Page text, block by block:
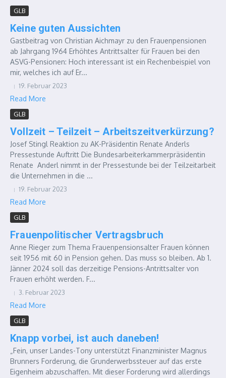
GLB
Keine guten Aussichten
Gastbeitrag von Christian Aichmayr zu den Frauenpensionen
ab Jahrgang 1964 Erhöhtes Antrittsalter für Frauen bei den
ASVG-Pensionen: Hoch interessant ist ein Rechenbeispiel von
mir, welches ich auf Er...
19. Februar 2023
Read More
GLB
Vollzeit – Teilzeit – Arbeitszeitverkürzung?
Josef Stingl Reaktion zu AK-Präsidentin Renate Anderls
Pressestunde Auftritt Die Bundesarbeiterkammerpräsidentin
Renate Anderl nimmt in der Pressestunde bei der Teilzeitarbeit
die Unternehmen in die ...
19. Februar 2023
Read More
GLB
Frauenpolitischer Vertragsbruch
Anne Rieger zum Thema Frauenpensionsalter Frauen können
seit 1956 mit 60 in Pension gehen. Das muss so bleiben. Ab 1.
Jänner 2024 soll das derzeitige Pensions-Antrittsalter von
Frauen erhöht werden. F...
3. Februar 2023
Read More
GLB
Knapp vorbei, ist auch daneben!
„Fein, unser Landes-Tony unterstützt Finanzminister Magnus
Brunners Forderung, die Grunderwerbssteuer auf das erste
Eigenheim abzuschaffen. Mit dieser Forderung wird allerdings